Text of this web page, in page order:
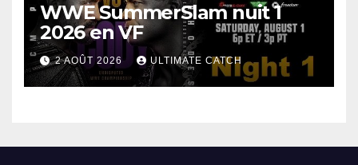
WWE SummerSlam nuit 1
2026 en VF
2 AOÛT 2026 ULTIMATE CATCH